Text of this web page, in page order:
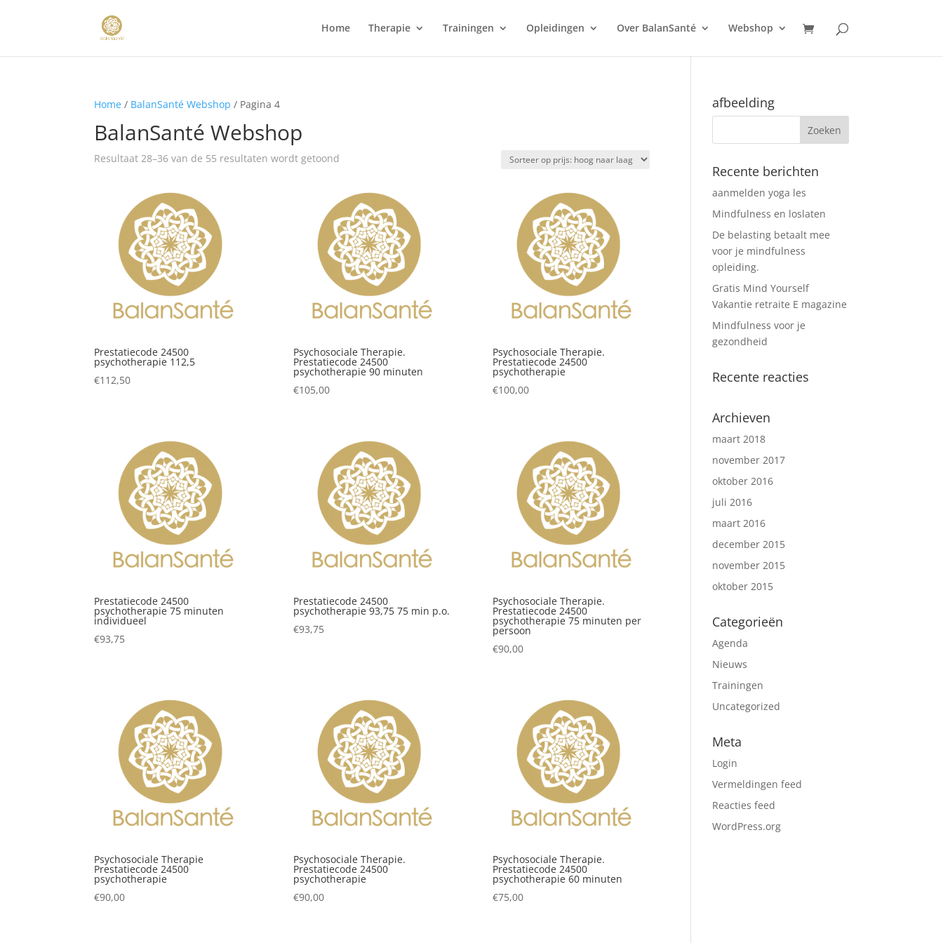
Home Therapie Trainingen Opleidingen Over BalanSanté Webshop
Home / BalanSanté Webshop / Pagina 4
BalanSanté Webshop
Resultaat 28–36 van de 55 resultaten wordt getoond
prijs:
hoog
naar
laag
Prestatiecode 24500
psychotherapie 112,5
€112,50
Psychosociale Therapie.
Prestatiecode 24500
psychotherapie 90 minuten
€105,00
Psychosociale Therapie.
Prestatiecode 24500
psychotherapie
€100,00
Prestatiecode 24500
psychotherapie 75 minuten
individueel
€93,75
Prestatiecode 24500
psychotherapie 93,75 75 min p.o.
€93,75
Psychosociale Therapie.
Prestatiecode 24500
psychotherapie 75 minuten per
persoon
€90,00
Psychosociale Therapie
Prestatiecode 24500
psychotherapie
€90,00
Psychosociale Therapie.
Prestatiecode 24500
psychotherapie
€90,00
Psychosociale Therapie.
Prestatiecode 24500
psychotherapie 60 minuten
€75,00
afbeelding
Recente berichten
aanmelden yoga les
Mindfulness en loslaten
De belasting betaalt mee
voor je mindfulness
opleiding.
Gratis Mind Yourself
Vakantie retraite E magazine
Mindfulness voor je
gezondheid
Recente reacties
Archieven
maart 2018
november 2017
oktober 2016
juli 2016
maart 2016
december 2015
november 2015
oktober 2015
Categorieën
Agenda
Nieuws
Trainingen
Uncategorized
Meta
Login
Vermeldingen feed
Reacties feed
WordPress.org